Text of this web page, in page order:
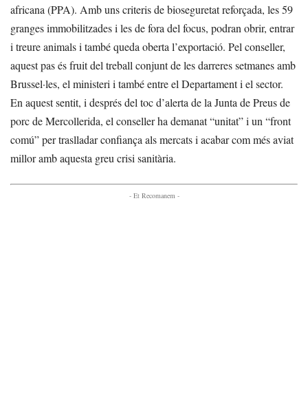
africana (PPA). Amb uns criteris de bioseguretat reforçada, les 59
granges immobilitzades i les de fora del focus, podran obrir, entrar
i treure animals i també queda oberta l’exportació. Pel conseller,
aquest pas és fruit del treball conjunt de les darreres setmanes amb
Brussel·les, el ministeri i també entre el Departament i el sector.
En aquest sentit, i després del toc d’alerta de la Junta de Preus de
porc de Mercollerida, el conseller ha demanat “unitat” i un “front
comú” per traslladar confiança als mercats i acabar com més aviat
millor amb aquesta greu crisi sanitària.
- Et Recomanem -